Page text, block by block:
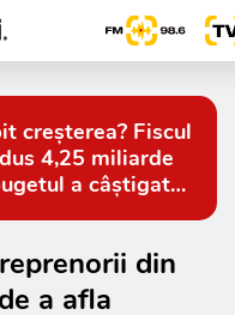
creșterea? Fiscul
4,25 miliarde
a câștigat
din
a afla